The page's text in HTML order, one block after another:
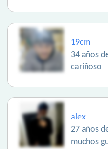
19cm
34 años
cariñoso
alex
27 años
muchos